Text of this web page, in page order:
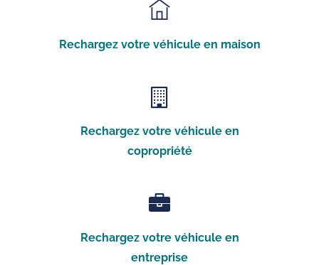
Rechargez votre véhicule en maison
Rechargez votre véhicule en
copropriété
Rechargez votre véhicule en
entreprise